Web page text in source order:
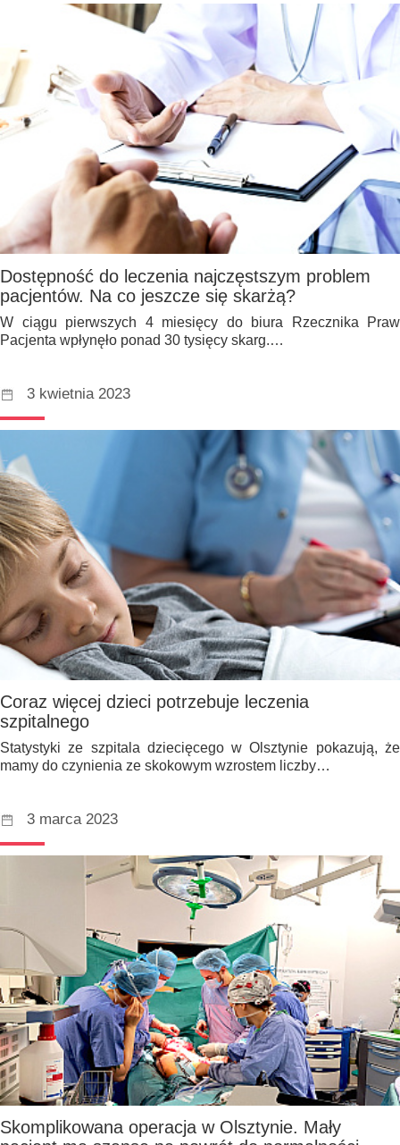
Dostępność do leczenia najczęstszym problem
pacjentów. Na co jeszcze się skarżą?
W ciągu pierwszych 4 miesięcy do biura Rzecznika Praw
Pacjenta wpłynęło ponad 30 tysięcy skarg.…
3 kwietnia 2023
Coraz więcej dzieci potrzebuje leczenia
szpitalnego
Statystyki ze szpitala dziecięcego w Olsztynie pokazują, że
mamy do czynienia ze skokowym wzrostem liczby…
3 marca 2023
Skomplikowana operacja w Olsztynie. Mały